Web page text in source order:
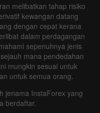
melibatkan tahap risiko
kewangan datang
dengan cepat kerana
dalam perdagangan
sepenuhnya jenis
mana pendedahan
mungkin sesuai untuk
untuk semua orang.
jenama InstaForex yang
berdaftar.